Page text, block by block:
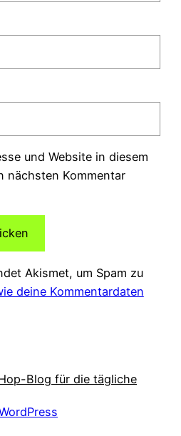
und Website in diesem
nächsten Kommentar
Akismet, um Spam zu
deine Kommentardaten
Blog für die tägliche